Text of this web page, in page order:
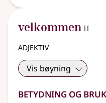
velkommen 2
II
adjektiv
Vis bøyning
Betydning og bruk